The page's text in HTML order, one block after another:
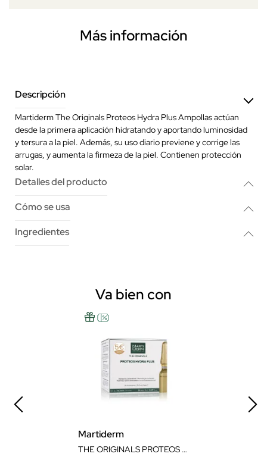
Más información
Descripción
Martiderm The Originals Proteos Hydra Plus Ampollas actúan
desde la primera aplicación hidratando y aportando luminosidad
y tersura a la piel. Además, su uso diario previene y corrige las
arrugas, y aumenta la firmeza de la piel. Contienen protección
solar.
Detalles del producto
Cómo se usa
Ingredientes
Va bien con
Martiderm
THE ORIGINALS PROTEOS HYDRA PLUS AMPOLLAS